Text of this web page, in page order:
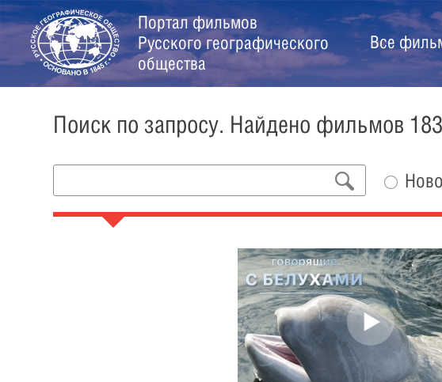
Портал фильмов
Русского географического
общества
Все
Поиск по запросу. Найдено фильмов 183